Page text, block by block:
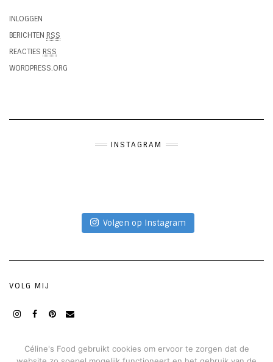
INLOGGEN
BERICHTEN RSS
REACTIES RSS
WORDPRESS.ORG
INSTAGRAM
Volgen op Instagram
VOLG MIJ
Céline's Food gebruikt cookies om ervoor te zorgen dat de